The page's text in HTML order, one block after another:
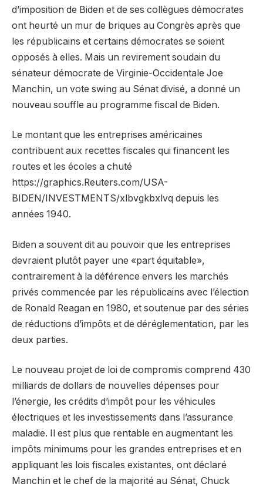
d’imposition de Biden et de ses collègues démocrates
ont heurté un mur de briques au Congrès après que
les républicains et certains démocrates se soient
opposés à elles. Mais un revirement soudain du
sénateur démocrate de Virginie-Occidentale Joe
Manchin, un vote swing au Sénat divisé, a donné un
nouveau souffle au programme fiscal de Biden.
Le montant que les entreprises américaines
contribuent aux recettes fiscales qui financent les
routes et les écoles a chuté
https://graphics.Reuters.com/USA-
BIDEN/INVESTMENTS/xlbvgkbxlvq depuis les
années 1940.
Biden a souvent dit au pouvoir que les entreprises
devraient plutôt payer une «part équitable»,
contrairement à la déférence envers les marchés
privés commencée par les républicains avec l’élection
de Ronald Reagan en 1980, et soutenue par des séries
de réductions d’impôts et de déréglementation, par les
deux parties.
Le nouveau projet de loi de compromis comprend 430
milliards de dollars de nouvelles dépenses pour
l’énergie, les crédits d’impôt pour les véhicules
électriques et les investissements dans l’assurance
maladie. Il est plus que rentable en augmentant les
impôts minimums pour les grandes entreprises et en
appliquant les lois fiscales existantes, ont déclaré
Manchin et le chef de la majorité au Sénat, Chuck